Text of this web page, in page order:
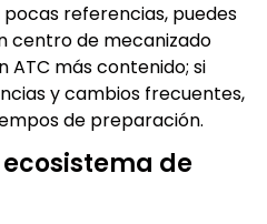
referencias, puedes
centro de mecanizado
ATC más contenido; si
y cambios frecuentes,
de preparación.
ecosistema de